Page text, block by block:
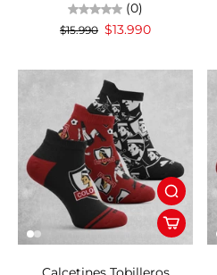
(0)
$15.990 $13.990